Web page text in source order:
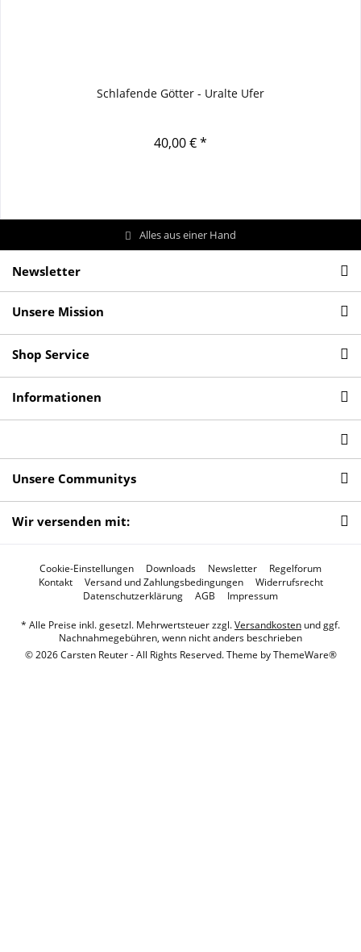
Schlafende Götter - Uralte Ufer
40,00 € *
Alles aus einer Hand
Newsletter
Unsere Mission
Shop Service
Informationen
Unsere Communitys
Wir versenden mit:
Cookie-Einstellungen Downloads Newsletter
Regelforum
Kontakt
Versand und Zahlungsbedingungen
Widerrufsrecht
Datenschutzerklärung
AGB Impressum
* Alle Preise inkl. gesetzl. Mehrwertsteuer zzgl.Versandkosten und ggf.
Nachnahmegebühren, wenn nicht anders beschrieben
© 2026 Carsten Reuter - All Rights Reserved. Theme byThemeWare®